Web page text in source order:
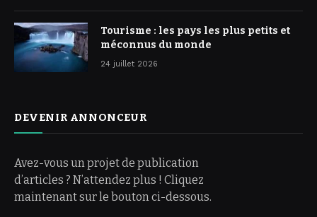
Tourisme : les pays les plus petits et
méconnus du monde
24 juillet 2026
DEVENIR ANNONCEUR
Avez-vous un projet de publication
d’articles ? N’attendez plus ! Cliquez
maintenant sur le bouton ci-dessous.